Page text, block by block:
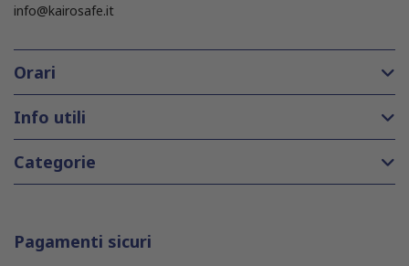
info@kairosafe.it
Orari
Info utili
Categorie
Pagamenti sicuri